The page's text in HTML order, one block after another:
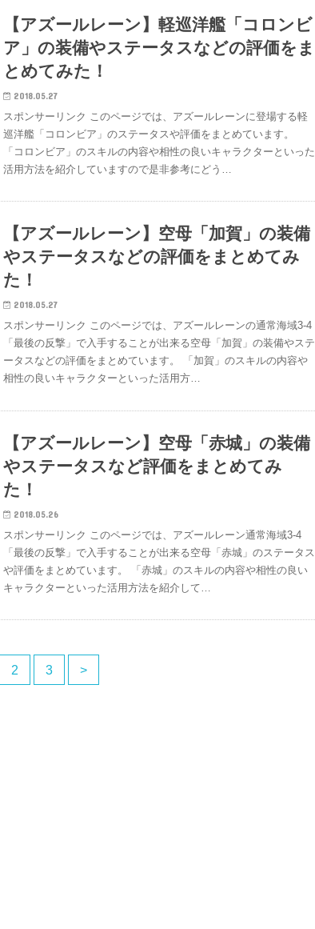
【アズールレーン】軽巡洋艦「コロンビ
ア」の装備やステータスなどの評価をま
とめてみた！
2018.05.27
スポンサーリンク このページでは、アズールレーンに登場する軽
巡洋艦「コロンビア」のステータスや評価をまとめています。
「コロンビア」のスキルの内容や相性の良いキャラクターといった
活用方法を紹介していますので是非参考にどう…
【アズールレーン】空母「加賀」の装備
やステータスなどの評価をまとめてみ
た！
2018.05.27
スポンサーリンク このページでは、アズールレーンの通常海域3-4
「最後の反撃」で入手することが出来る空母「加賀」の装備やステ
ータスなどの評価をまとめています。 「加賀」のスキルの内容や
相性の良いキャラクターといった活用方…
【アズールレーン】空母「赤城」の装備
やステータスなど評価をまとめてみ
た！
2018.05.26
スポンサーリンク このページでは、アズールレーン通常海域3-4
「最後の反撃」で入手することが出来る空母「赤城」のステータス
や評価をまとめています。 「赤城」のスキルの内容や相性の良い
キャラクターといった活用方法を紹介して…
2 3 >